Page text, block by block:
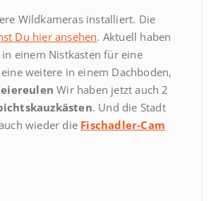
Wildkameras installiert. Die
Du hier ansehen. Aktuell haben
einem Nistkasten für eine
weitere in einem Dachboden,
Wir haben jetzt auch 2
. Und die Stadt
wieder die Fischadler-Cam